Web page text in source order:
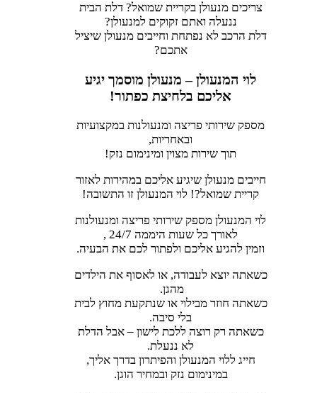
צריכים מנעולן בקריית שמואל? דלת הבית
ננעלה ואתם זקוקים למנעולן?
דלת הרכב לא נפתחת וחייבים מנעולן שיציל
אתכם?
לוי המנעולן – מנעולן מוסמך יגיע
אליכם בלחיצת כפתור!
מספק שירותי פריצה ומנעולנות במקצועיות
ובאחריות,
תוך שירות מצוין ומינימום נזק!
חייבים מנעולן שיגיע אליכם במהירות לאזור
קריית שמואל?! לוי המנעולן זו התשובה!
לוי המנעולן מספק שירותי פריצה ומנעולנות
לאורך כל שעות היממה 24/7 ,
וזמין להגיע אליכם ולפתור לכם את הבעיה.
כשאתה יוצא לעבודה, או לאסוף את הילדים
מהגן.
כשאתה חוזר מבילוי או שנתקעת מחוץ לבית
בלי סיבה.
כשאתה רק רוצה ללכת לישון – אבל הדלת
לא ננעלת.
חייג ללוי המנעולן והפיתרון בדרך אליך,
במינימום נזק ובמחיר הוגן.